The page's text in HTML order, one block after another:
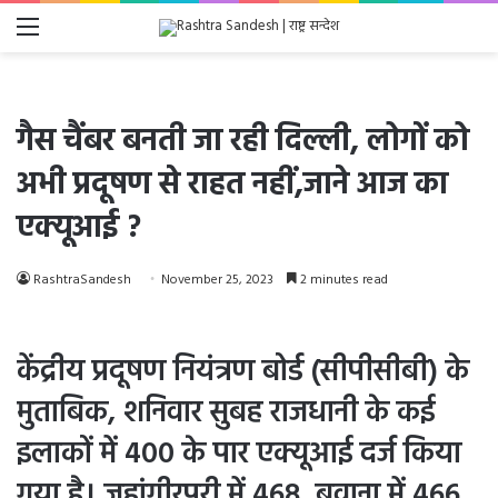
Menu
गैस चैंबर बनती जा रही दिल्ली, लोगों को
अभी प्रदूषण से राहत नहीं,जाने आज का
एक्यूआई ?
RashtraSandesh November 25, 2023 2 minutes read
केंद्रीय प्रदूषण नियंत्रण बोर्ड (सीपीसीबी) के
मुताबिक, शनिवार सुबह राजधानी के कई
इलाकों में 400 के पार एक्यूआई दर्ज किया